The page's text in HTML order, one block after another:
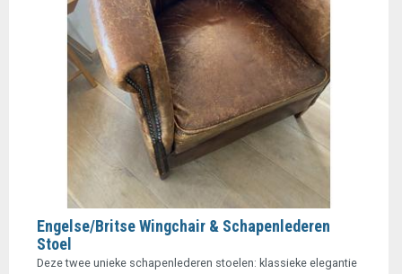
Engelse/Britse Wingchair & Schapenlederen
Stoel
Deze twee unieke schapenlederen stoelen: klassieke elegantie